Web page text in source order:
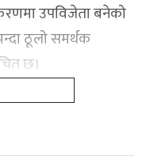
उपविजेता बनेको
ठूलो समर्थक
छ।